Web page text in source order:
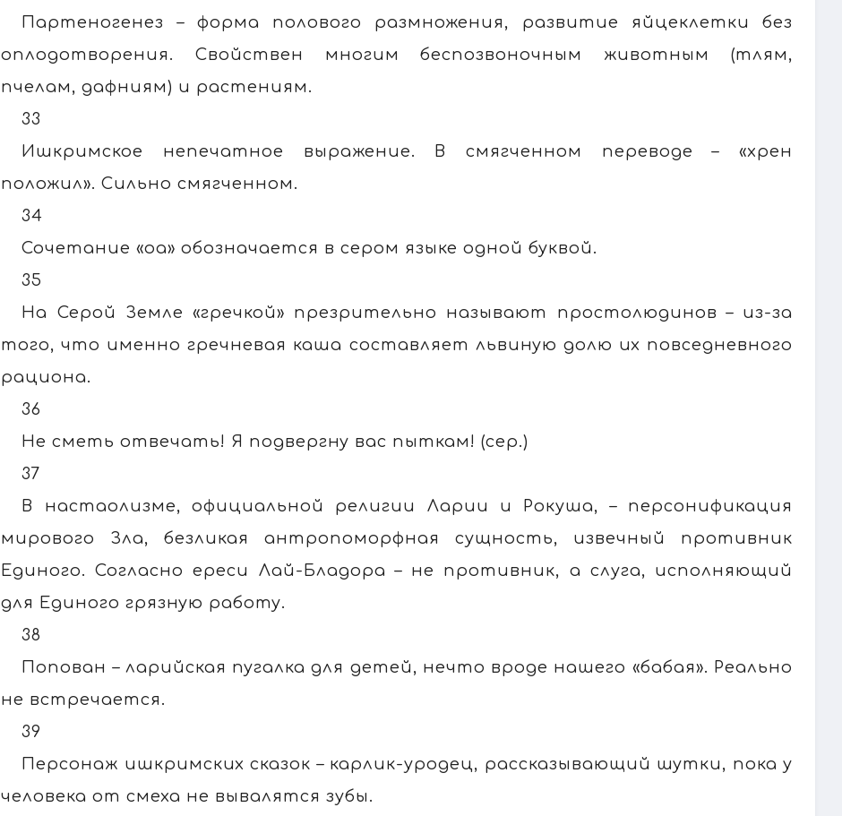
Партеногенез – форма полового размножения, развитие яйцеклетки без
оплодотворения. Свойствен многим беспозвоночным животным (тлям,
пчелам, дафниям) и растениям.
33
Ишкримское непечатное выражение. В смягченном переводе – «хрен
положил». Сильно смягченном.
34
Сочетание «оа» обозначается в сером языке одной буквой.
35
На Серой Земле «гречкой» презрительно называют простолюдинов – из-за
того, что именно гречневая каша составляет львиную долю их повседневного
рациона.
36
Не сметь отвечать! Я подвергну вас пыткам! (сер.)
37
В настаолизме, официальной религии Ларии и Рокуша, – персонификация
мирового Зла, безликая антропоморфная сущность, извечный противник
Единого. Согласно ереси Лай-Бладора – не противник, а слуга, исполняющий
для Единого грязную работу.
38
Попован – ларийская пугалка для детей, нечто вроде нашего «бабая». Реально
не встречается.
39
Персонаж ишкримских сказок – карлик-уродец, рассказывающий шутки, пока у
человека от смеха не вывалятся зубы.